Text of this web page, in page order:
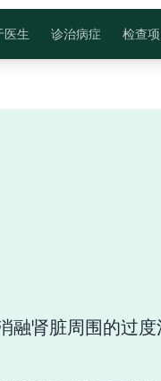
医生 诊治病症 检查
融肾脏周围的过度